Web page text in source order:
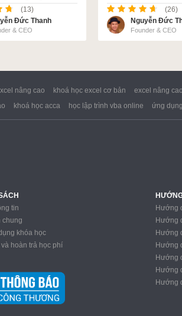
(13)
Đức Thanh
& CEO
(26)
Nguyễn Đức
Founder & CEO
nâng cao khoá học excel cơ bản excel nâng cao
khoá học acca học lập trình vba online ứng
tin
chung
khóa học
hoàn trả học phí
Hướng
Hướng
Hướng
Hướng
Hướng
Hướng
Hướng